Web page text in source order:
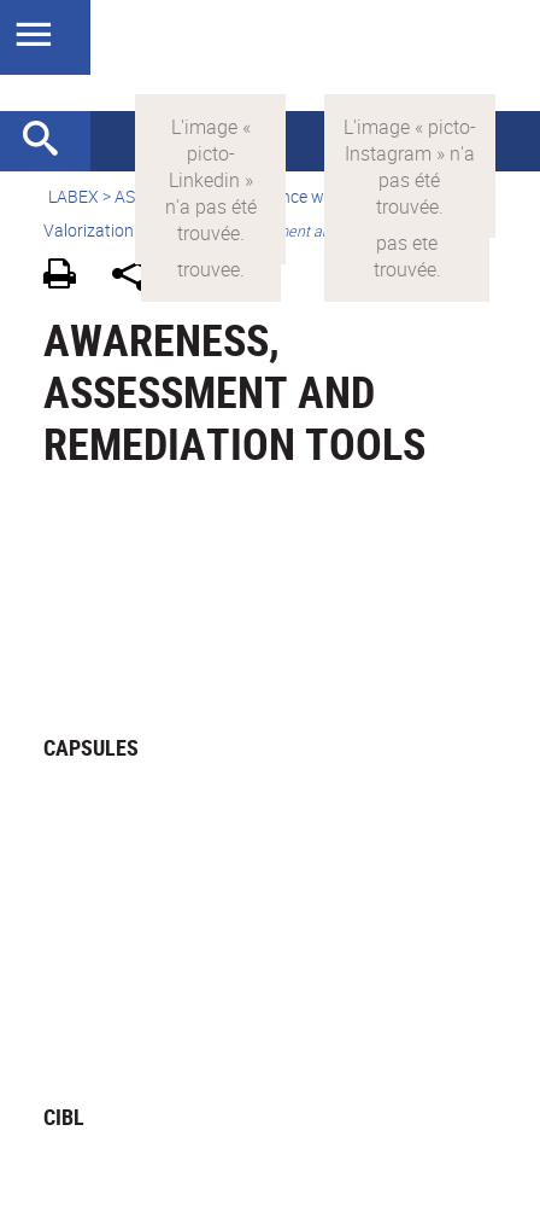
LABEX >ASLAN > > Science with and for society
Valorization
Awareness, assessment and remediation tools
AWARENESS,
ASSESSMENT AND
REMEDIATION TOOLS
CAPSULES
CIBL